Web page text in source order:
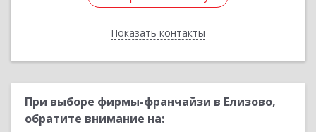
Показать контакты
Назад
При выборе фирмы-франчайзи в Елизово,
обратите внимание на: